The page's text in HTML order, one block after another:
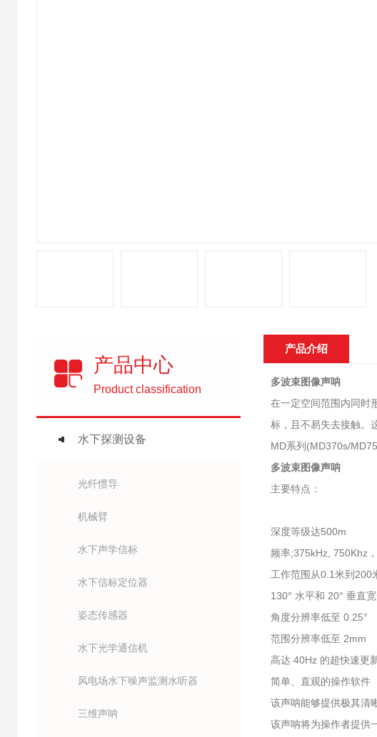
产品中心
Product classification
水下探测设备
光纤惯导
机械臂
水下声学信标
水下信标定位器
姿态传感器
水下光学通信机
风电场水下噪声监测水听器
三维声呐
产品介绍
多波束图像声呐
在一定空间范围内同时
标，且不易失去接触。
MD系列(MD370s/
多波束图像声呐
主要
深度等级达500m
频率;375kHz, 750Khz
工作范围从0.1米到200
130° 水平和 20° 垂直
角度分辨率低至 0.25°
范围分辨率低至 2mm
高达 40Hz 的超快速更
简单、直观的操作软件
该声呐能够提供极其清
该声呐将为操作者提供